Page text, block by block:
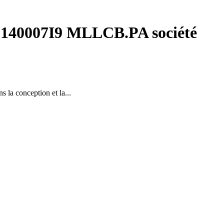
MLLCB.PA société
la conception et la...